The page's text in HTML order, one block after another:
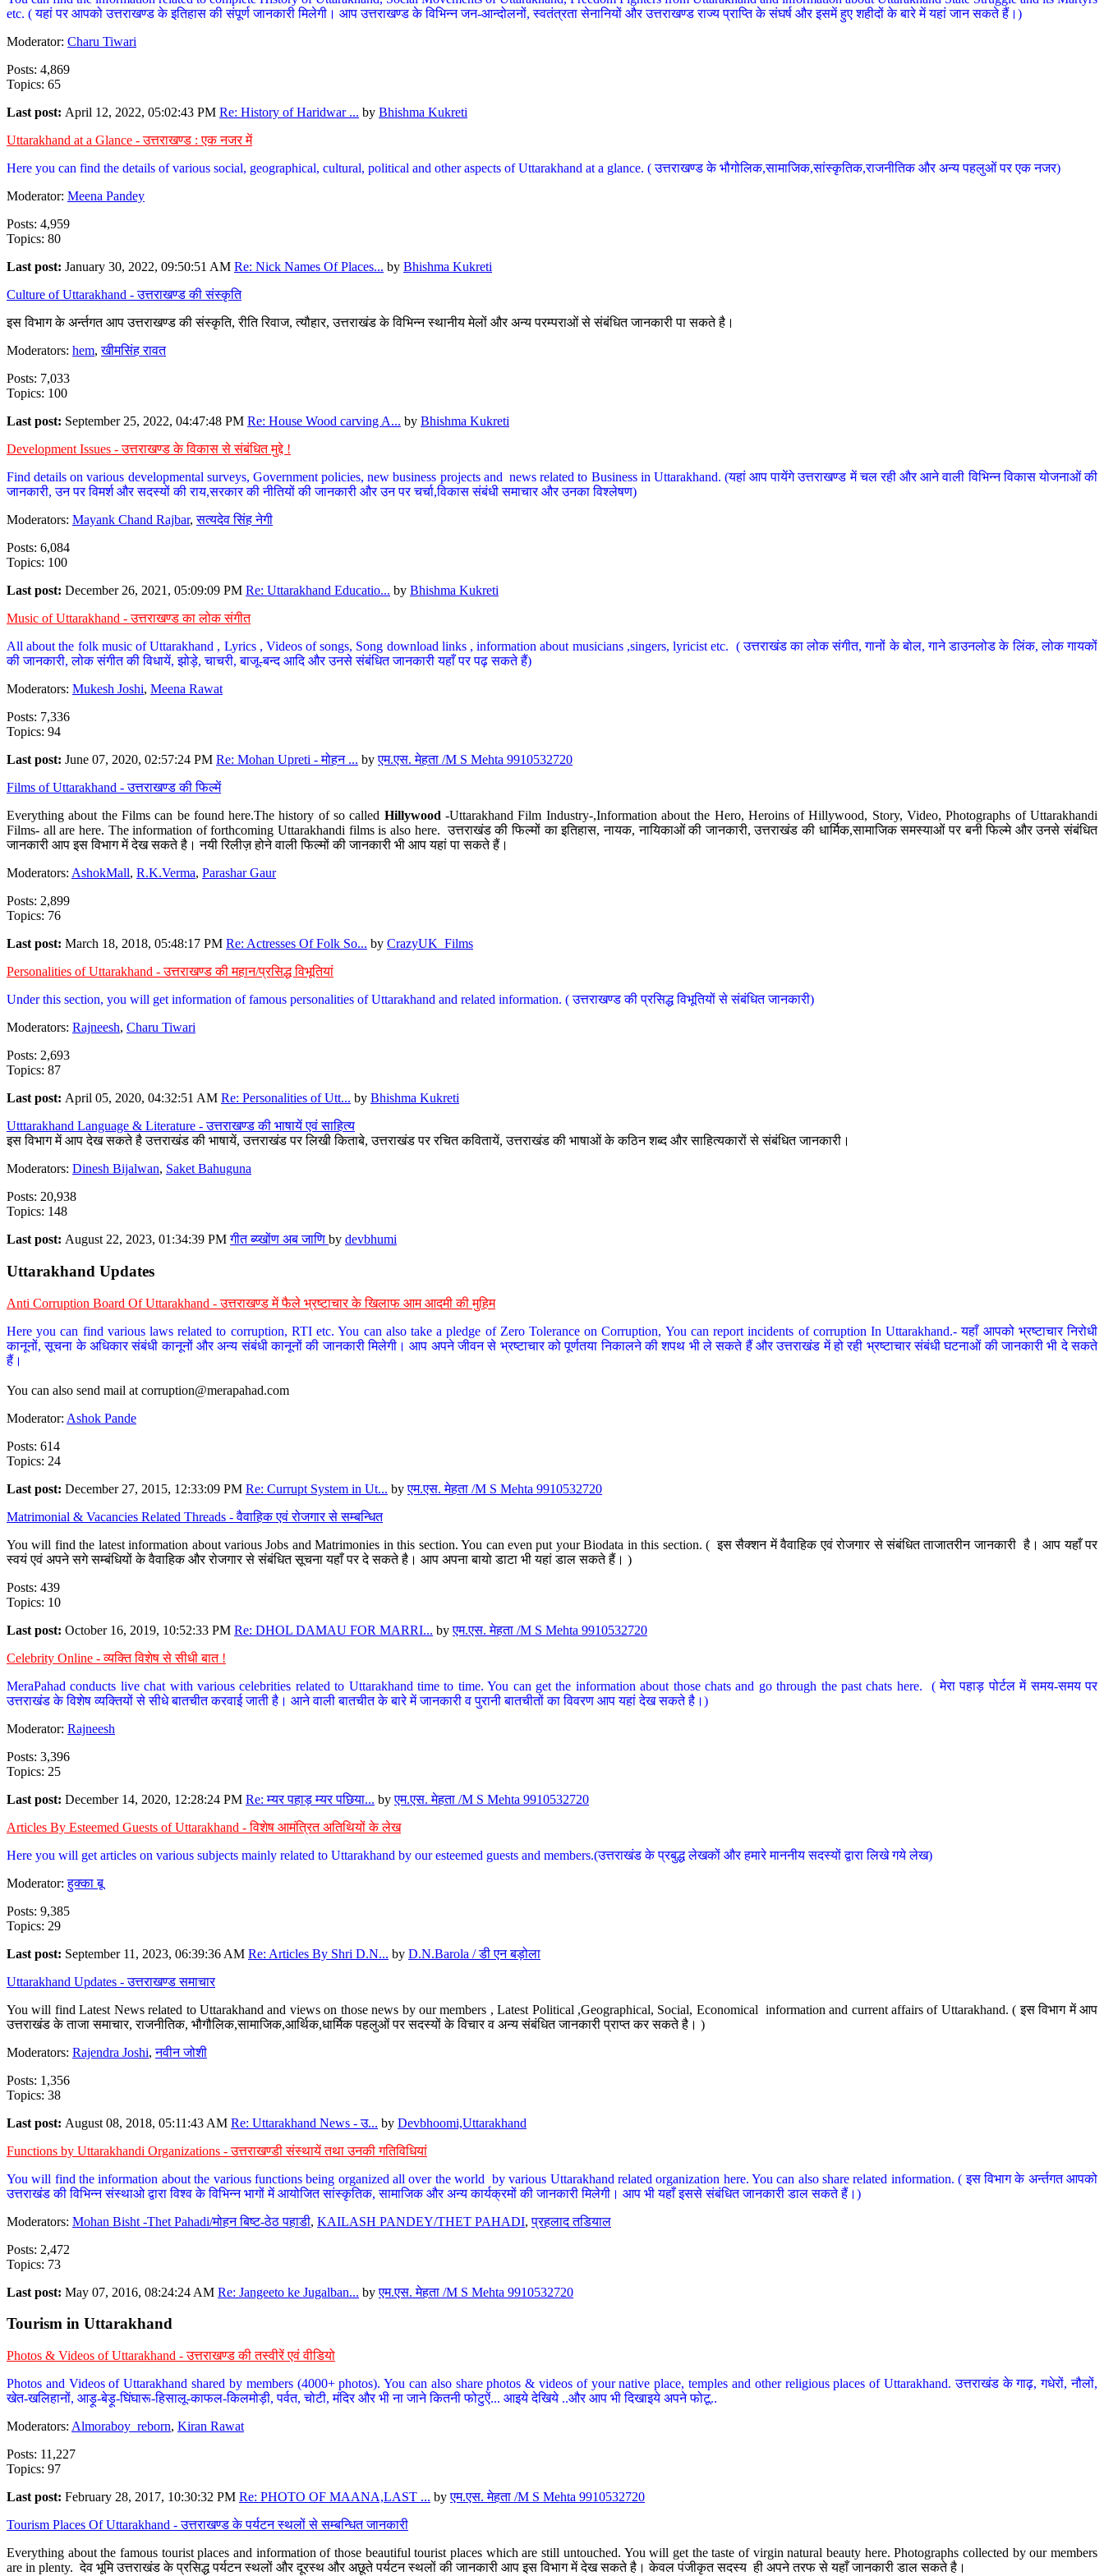
etc. ( यहां पर आपको उत्तराखण्ड के इतिहास की संपूर्ण जानकारी मिलेगी। आप उत्तराखण्ड के विभिन्न जन-आन्दोलनों, स्वतंत्रता सेनानियों और उत्तराखण्ड राज्य प्राप्ति के संघर्ष और इसमें हुए शहीदों के बारे में यहां जान सकते हैं।)
Moderator: Charu Tiwari
Posts: 4,869
Topics: 65
Last post: April 12, 2022, 05:02:43 PM Re: History of Haridwar ... by Bhishma Kukreti
Uttarakhand at a Glance - उत्तराखण्ड : एक नजर में
Here you can find the details of various social, geographical, cultural, political and other aspects of Uttarakhand at a glance. ( उत्तराखण्ड के भौगोलिक,सामाजिक,सांस्कृतिक,राजनीतिक और अन्य पहलुओं पर एक नजर)
Moderator: Meena Pandey
Posts: 4,959
Topics: 80
Last post: January 30, 2022, 09:50:51 AM Re: Nick Names Of Places... by Bhishma Kukreti
Culture of Uttarakhand - उत्तराखण्ड की संस्कृति
इस विभाग के अर्न्तगत आप उत्तराखण्ड की संस्कृति, रीति रिवाज, त्यौहार, उत्तराखंड के विभिन्न स्थानीय मेलों और अन्य परम्पराओं से संबंधित जानकारी पा सकते है।
Moderators: hem,खीमसिंह रावत
Posts: 7,033
Topics: 100
Last post: September 25, 2022, 04:47:48 PM Re: House Wood carving A... by Bhishma Kukreti
Development Issues - उत्तराखण्ड के विकास से संबंधित मुद्दे !
Find details on various developmental surveys, Government policies, new business projects and news related to Business in Uttarakhand. (यहां आप पायेंगे उत्तराखण्ड में चल रही और आने वाली विभिन्न विकास योजनाओं की
जानकारी, उन पर विमर्श और सदस्यों की राय,सरकार की नीतियों की जानकारी और उन पर चर्चा,विकास संबंधी समाचार और उनका विश्लेषण)
Moderators: Mayank Chand Rajbar,सत्यदेव सिंह नेगी
Posts: 6,084
Topics: 100
Last post: December 26, 2021, 05:09:09 PM Re: Uttarakhand Educatio... by Bhishma Kukreti
Music of Uttarakhand - उत्तराखण्ड का लोक संगीत
All about the folk music of Uttarakhand , Lyrics , Videos of songs, Song download links , information about musicians ,singers, lyricist etc. ( उत्तराखंड का लोक संगीत, गानों के बोल, गाने डाउनलोड के लिंक, लोक गायकों
की जानकारी, लोक संगीत की विधायें, झोड़े, चाचरी, बाजू-बन्द आदि और उनसे संबंधित जानकारी यहाँ पर पढ़ सकते हैं)
Moderators: Mukesh Joshi, Meena Rawat
Posts: 7,336
Topics: 94
Last post: June 07, 2020, 02:57:24 PM Re: Mohan Upreti - मोहन ... byएम.एस. मेहता /M S Mehta 9910532720
Films of Uttarakhand - उत्तराखण्ड की फिल्में
Everything about the Films can be found here.The history of so called Hillywood-Uttarakhand Film Industry-,Information about the Hero, Heroins of Hillywood, Story, Video, Photographs of Uttarakhandi
Films- all are here. The information of forthcoming Uttarakhandi films is also here. उत्तराखंड की फिल्मों का इतिहास, नायक, नायिकाओं की जानकारी, उत्तराखंड की धार्मिक,सामाजिक समस्याओं पर बनी फिल्मे और उनसे संबंधित
जानकारी आप इस विभाग में देख सकते है। नयी रिलीज़ होने वाली फिल्मों की जानकारी भी आप यहां पा सकते हैं।
Moderators: AshokMall, R.K.Verma, Parashar Gaur
Posts: 2,899
Topics: 76
Last post: March 18, 2018, 05:48:17 PM Re: Actresses Of Folk So... by CrazyUK_Films
Personalities of Uttarakhand - उत्तराखण्ड की महान/प्रसिद्ध विभूतियां
Under this section, you will get information of famous personalities of Uttarakhand and related information. ( उत्तराखण्ड की प्रसिद्ध विभूतियों से संबंधित जानकारी)
Moderators: Rajneesh, Charu Tiwari
Posts: 2,693
Topics: 87
Last post: April 05, 2020, 04:32:51 AM Re: Personalities of Utt... by Bhishma Kukreti
Utttarakhand Language & Literature - उत्तराखण्ड की भाषायें एवं साहित्य
इस विभाग में आप देख सकते है उत्तराखंड की भाषायें, उत्तराखंड पर लिखी किताबे, उत्तराखंड पर रचित कवितायें, उत्तराखंड की भाषाओं के कठिन शब्द और साहित्यकारों से संबंधित जानकारी।
Moderators: Dinesh Bijalwan, Saket Bahuguna
Posts: 20,938
Topics: 148
Last post: August 22, 2023, 01:34:39 PMगीत ब्य्खोंण अब जाणि by devbhumi
Uttarakhand Updates
Anti Corruption Board Of Uttarakhand - उत्तराखण्ड में फैले भ्रष्टाचार के खिलाफ आम आदमी की मुहिम
Here you can find various laws related to corruption, RTI etc. You can also take a pledge of Zero Tolerance on Corruption, You can report incidents of corruption In Uttarakhand.- यहाँ आपको भ्रष्टाचार निरोधी
कानूनों, सूचना के अधिकार संबंधी कानूनों और अन्य संबंधी कानूनों की जानकारी मिलेगी। आप अपने जीवन से भ्रष्टाचार को पूर्णतया निकालने की शपथ भी ले सकते हैं और उत्तराखंड में हो रही भ्रष्टाचार संबंधी घटनाओं की जानकारी भी दे सकते
हैं।
You can also send mail at corruption@merapahad.com
Moderator: Ashok Pande
Posts: 614
Topics: 24
Last post: December 27, 2015, 12:33:09 PM Re: Currupt System in Ut... byएम.एस. मेहता /M S Mehta 9910532720
Matrimonial & Vacancies Related Threads - वैवाहिक एवं रोजगार से सम्बन्धित
You will find the latest information about various Jobs and Matrimonies in this section. You can even put your Biodata in this section. ( इस सैक्शन में वैवाहिक एवं रोजगार से संबंधित ताजातरीन जानकारी है। आप यहाँ पर
स्वयं एवं अपने सगे सम्बंधियों के वैवाहिक और रोजगार से संबंधित सूचना यहाँ पर दे सकते है। आप अपना बायो डाटा भी यहां डाल सकते हैं। )
Posts: 439
Topics: 10
Last post: October 16, 2019, 10:52:33 PM Re: DHOL DAMAU FOR MARRI... byएम.एस. मेहता /M S Mehta 9910532720
Celebrity Online - व्यक्ति विशेष से सीधी बात !
MeraPahad conducts live chat with various celebrities related to Uttarakhand time to time. You can get the information about those chats and go through the past chats here. ( मेरा पहाड़ पोर्टल में समय-समय पर
उत्तराखंड के विशेष व्यक्तियों से सीधे बातचीत करवाई जाती है। आने वाली बातचीत के बारे में जानकारी व पुरानी बातचीतों का विवरण आप यहां देख सकते है।)
Moderator: Rajneesh
Posts: 3,396
Topics: 25
Last post: December 14, 2020, 12:28:24 PM Re: म्यर पहाड़ म्यर पछिया... byएम.एस. मेहता /M S Mehta 9910532720
Articles By Esteemed Guests of Uttarakhand - विशेष आमंत्रित अतिथियों के लेख
Here you will get articles on various subjects mainly related to Uttarakhand by our esteemed guests and members.(उत्तराखंड के प्रबुद्ध लेखकों और हमारे माननीय सदस्यों द्वारा लिखे गये लेख)
Moderator:हुक्का बू
Posts: 9,385
Topics: 29
Last post: September 11, 2023, 06:39:36 AM Re: Articles By Shri D.N... by D.N.Barola / डी एन बड़ोला
Uttarakhand Updates - उत्तराखण्ड समाचार
You will find Latest News related to Uttarakhand and views on those news by our members , Latest Political ,Geographical, Social, Economical information and current affairs of Uttarakhand. ( इस विभाग में आप
उत्तराखंड के ताजा समाचार, राजनीतिक, भौगौलिक,सामाजिक,आर्थिक,धार्मिक पहलुओं पर सदस्यों के विचार व अन्य संबंधित जानकारी प्राप्त कर सकते है। )
Moderators: Rajendra Joshi,नवीन जोशी
Posts: 1,356
Topics: 38
Last post: August 08, 2018, 05:11:43 AM Re: Uttarakhand News - उ... by Devbhoomi,Uttarakhand
Functions by Uttarakhandi Organizations - उत्तराखण्डी संस्थायें तथा उनकी गतिविधियां
You will find the information about the various functions being organized all over the world by various Uttarakhand related organization here. You can also share related information. ( इस विभाग के अर्न्तगत आपको
उत्तराखंड की विभिन्न संस्थाओ द्वारा विश्व के विभिन्न भागों में आयोजित सांस्कृतिक, सामाजिक और अन्य कार्यक्रमों की जानकारी मिलेगी। आप भी यहाँ इससे संबंधित जानकारी डाल सकते हैं।)
Moderators: Mohan Bisht -Thet Pahadi/मोहन बिष्ट-ठेठ पहाडी, KAILASH PANDEY/THET PAHADI,प्रहलाद तडियाल
Posts: 2,472
Topics: 73
Last post: May 07, 2016, 08:24:24 AM Re: Jangeeto ke Jugalban... byएम.एस. मेहता /M S Mehta 9910532720
Tourism in Uttarakhand
Photos & Videos of Uttarakhand - उत्तराखण्ड की तस्वीरें एवं वीडियो
Photos and Videos of Uttarakhand shared by members (4000+ photos). You can also share photos & videos of your native place, temples and other religious places of Uttarakhand. उत्तराखंड के गाढ़, गधेरों, नौलों,
खेत-खलिहानों, आड़ू-बेड़ू-घिंघारू-हिसालू-काफल-किलमोड़ी, पर्वत, चोटी, मंदिर और भी ना जाने कितनी फोटुऐं... आइये देखिये ..और आप भी दिखाइये अपने फोटू..
Moderators: Almoraboy_reborn, Kiran Rawat
Posts: 11,227
Topics: 97
Last post: February 28, 2017, 10:30:32 PM Re: PHOTO OF MAANA,LAST ... byएम.एस. मेहता /M S Mehta 9910532720
Tourism Places Of Uttarakhand - उत्तराखण्ड के पर्यटन स्थलों से सम्बन्धित जानकारी
Everything about the famous tourist places and information of those beautiful tourist places which are still untouched. You will get the taste of virgin natural beauty here. Photographs collected by our members
are in plenty. देव भूमि उत्तराखंड के प्रसिद्ध पर्यटन स्थलों और दूरस्थ और अछूते पर्यटन स्थलों की जानकारी आप इस विभाग में देख सकते है। केवल पंजीकृत सदस्य ही अपने तरफ से यहाँ जानकारी डाल सकते है।